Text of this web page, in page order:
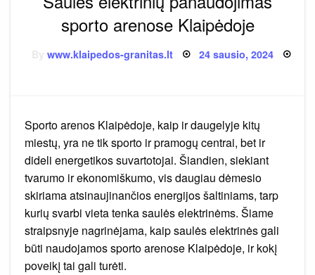
sporto arenose Klaipėdoje
www.klaipedos-granitas.lt Posted
on
24 sausio, 2024
Sporto arenos Klaipėdoje, kaip ir daugelyje kitų
miestų, yra ne tik sporto ir pramogų centrai, bet ir
dideli energetikos suvartotojai. Šiandien, siekiant
tvarumo ir ekonomiškumo, vis daugiau dėmesio
skiriama atsinaujinančios energijos šaltiniams, tarp
kurių svarbi vieta tenka saulės elektrinėms. Šiame
straipsnyje nagrinėjama, kaip saulės elektrinės gali
būti naudojamos sporto arenose Klaipėdoje, ir kokį
poveikį tai gali turėti.